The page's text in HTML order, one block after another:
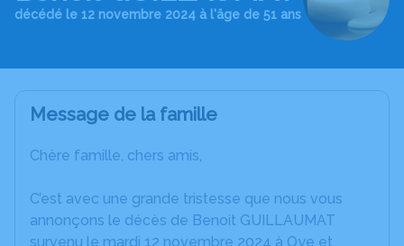
décédé le 12 novembre 2024 à l'âge de 51 ans
Message de la famille
Chère famille, chers amis,
C’est avec une grande tristesse que nous vous
annonçons le décès de Benoit GUILLAUMAT
survenu le mardi 12 novembre 2024 à Oye et